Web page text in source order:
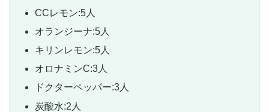
CCレモン:5人
オランジーナ:5人
キリンレモン:5人
オロナミンC:3人
ドクターペッパー:3人
炭酸水:2人